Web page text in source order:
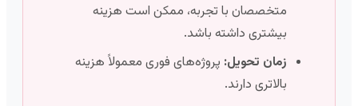
متخصصان با تجربه، ممکن است هزینه
بیشتری داشته باشد.
زمان تحویل: پروژه‌های فوری معمولاً هزینه
بالاتری دارند.